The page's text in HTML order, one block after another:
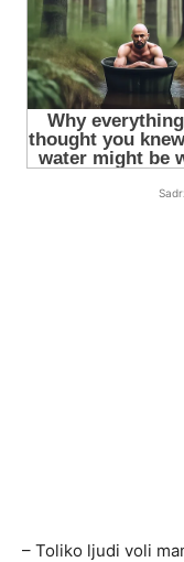
– Toliko ljudi voli